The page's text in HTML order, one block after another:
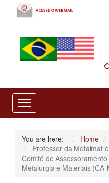
You are here: Home
Professor da Metalmat
Comitê de
Metalurgia e Materiais (CA-